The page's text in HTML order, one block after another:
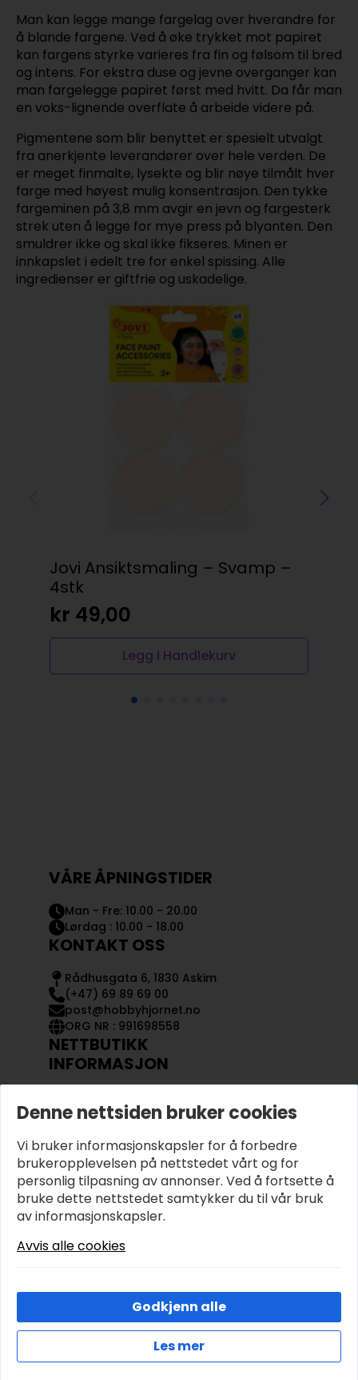
Man kan legge mange fargelag over hverandre for
å blande fargene. Ved å øke trykket mot papiret
kan fargens styrke varieres fra fin og følsom til bred
og intens. For ekstra duse og jevne overganger kan
man fargelegge papiret først med hvitt. Da får man
en voks-lignende overflate å arbeide videre på.
Pigmentene som blir benyttet er spesielt utvalgt
fra anerkjente leverandører over hele verden. De
er meget finmalte, lysekte og blir nøye tilmålt hver
farge med høyest mulig konsentrasjon. Den tykke
fargeminen på 3,8 mm avgir en jevn og fargesterk
strek uten å legge for mye press på blyanten. Den
smuldrer ikke og skal ikke fikseres. Minen er
innkapslet i edelt tre for enkel spissing. Alle
ingredienser er giftfrie og uskadelige.
Jovi Ansiktsmaling – Svamp –
4stk
kr 49,00
Legg I Handlekurv
VÅRE ÅPNINGSTIDER
Man - Fre: 10.00 - 20.00
Lørdag : 10.00 - 18.00
KONTAKT OSS
Rådhusgata 6, 1830 Askim
(+47) 69 89 69 00
post@hobbyhjornet.no
ORG NR : 991698558
NETTBUTIKK
INFORMASJON
OM OSS
KJØPSVILKÅR OG BETINGELSER
PERSONVERN
© 2026 Hobbyhjornet.no – Utviklet og designet av
IT-Sentralen AS
Denne nettsiden bruker cookies
Vi bruker informasjonskapsler for å forbedre
brukeropplevelsen på nettstedet vårt og for
personlig tilpasning av annonser. Ved å fortsette å
bruke dette nettstedet samtykker du til vår bruk
av informasjonskapsler.
Avvis alle cookies
Les mer
Godkjenn alle
Cookies